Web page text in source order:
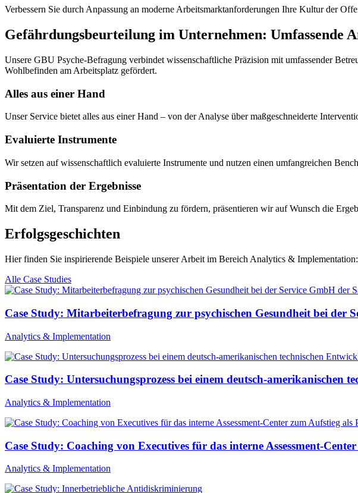
Verbessern Sie durch Anpassung an moderne Arbeitsmarktanforderungen Ihre Kultur der
Gefährdungsbeurteilung im Unternehmen: Umfassende
Unsere GBU Psyche-Befragung verbindet wissenschaftliche Präzision mit umfassender
Wohlbefinden am Arbeitsplatz gefördert.
Alles aus einer Hand
Unser Service bietet alles aus einer Hand – von der Analyse über maßgeschneiderte
Evaluierte Instrumente
Wir setzen auf wissenschaftlich evaluierte Instrumente und nutzen einen umfangreichen
Präsentation der Ergebnisse
Mit dem Ziel, Transparenz und Einbindung zu fördern, präsentieren wir auf Wunsch die
Erfolgsgeschichten
Hier finden Sie inspirierende Beispiele unserer Arbeit im Bereich Analytics & Implementation:
Alle Case Studies
Case Study: Mitarbeiterbefragung zur psychischen Gesundheit bei der
Analytics & Implementation
Case Study: Untersuchungsprozess bei einem deutsch-amerikanischen
Analytics & Implementation
Case Study: Coaching von Executives für das interne Assessment-
Analytics & Implementation